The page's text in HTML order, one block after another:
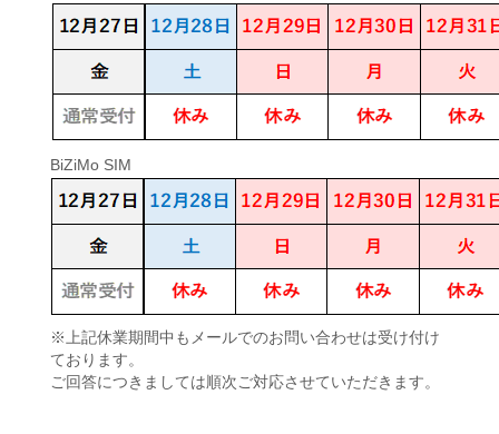
BiZiMo SIM
※上記休業期間中もメールでのお問い合わせは受け付け
ております。
ご回答につきましては順次ご対応させていただきます。